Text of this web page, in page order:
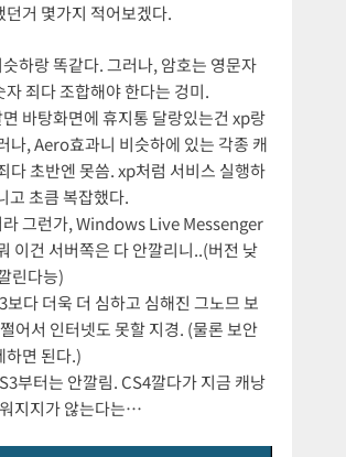
던거 몇가지 적어보겠다.
하랑 똑같다. 그러나, 암호는 영문자
자 죄다 조합해야 한다는 겅미.
바탕화면에 휴지통 달랑있는건 xp랑
나, Aero효과니 비슷하에 있는 각종 캐
다 초반엔 못씀. xp처럼 서비스 실행하
고 초큼 복잡했다.
라 그런가, Windows Live Messenger
이건 서버쪽은 다 안깔리니..(버전 낮
린다능)
보다 더욱 더 심하고 심해진 그노므 보
어서 인터넷도 못할 지경. (물론 보안
하면 된다.)
부터는 안깔림. CS4깔다가 지금 캐낭
지지가 않는다는…